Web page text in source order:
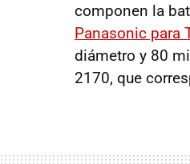
componen la
Panasonic para
diámetro y 80
2170, que